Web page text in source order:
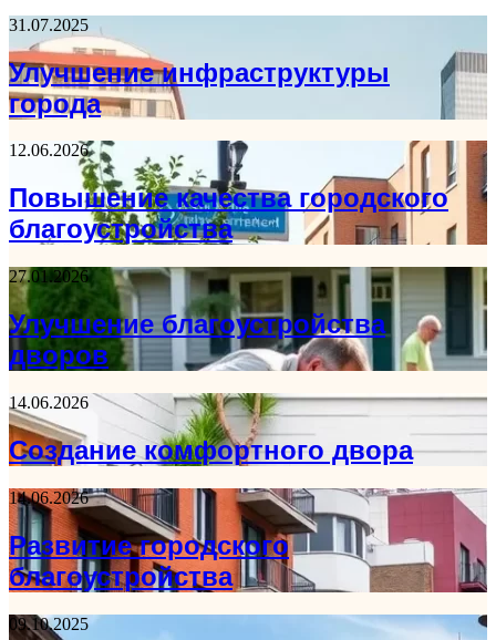
31.07.2025
Улучшение инфраструктуры
города
12.06.2026
Повышение качества городского
благоустройства
27.01.2026
Улучшение благоустройства
дворов
14.06.2026
Создание комфортного двора
14.06.2026
Развитие городского
благоустройства
09.10.2025